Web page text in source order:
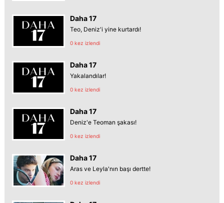
Daha 17
Teo, Deniz'i yine kurtardı!
0 kez izlendi
Daha 17
Yakalandılar!
0 kez izlendi
Daha 17
Deniz'e Teoman şakası!
0 kez izlendi
Daha 17
Aras ve Leyla'nın başı dertte!
0 kez izlendi